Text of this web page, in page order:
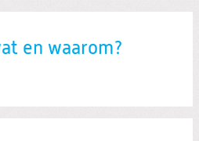
en waarom?